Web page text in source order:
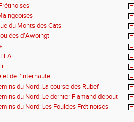
du Monts des Cats
d’Awoingt
et de l'internaute
du Nord: La course des Rubef
du Nord: Le dernier Flamand debout
du Nord: Les Foulées Frétinoises